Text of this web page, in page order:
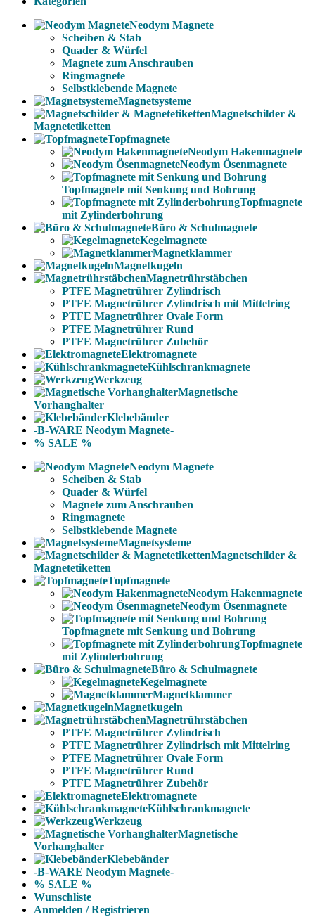
Neodym Magnete
Scheiben & Stab
Quader & Würfel
Magnete zum Anschrauben
Ringmagnete
Selbstklebende Magnete
Magnetsysteme
Magnetschilder &
Magnetetiketten
Topfmagnete
Neodym Hakenmagnete
Neodym Ösenmagnete
Topfmagnete mit Senkung und Bohrung
Topfmagnete
mit Zylinderbohrung
Büro & Schulmagnete
Kegelmagnete
Magnetklammer
Magnetkugeln
Magnetrührstäbchen
PTFE Magnetrührer Zylindrisch
PTFE Magnetrührer Zylindrisch mit Mittelring
PTFE Magnetrührer Ovale Form
PTFE Magnetrührer Rund
PTFE Magnetrührer Zubehör
Elektromagnete
Kühlschrankmagnete
Werkzeug
Magnetische
Vorhanghalter
Klebebänder
-B-WARE Neodym Magnete-
% SALE %
Neodym Magnete
Scheiben & Stab
Quader & Würfel
Magnete zum Anschrauben
Ringmagnete
Selbstklebende Magnete
Magnetsysteme
Magnetschilder &
Magnetetiketten
Topfmagnete
Neodym Hakenmagnete
Neodym Ösenmagnete
Topfmagnete mit Senkung und Bohrung
Topfmagnete
mit Zylinderbohrung
Büro & Schulmagnete
Kegelmagnete
Magnetklammer
Magnetkugeln
Magnetrührstäbchen
PTFE Magnetrührer Zylindrisch
PTFE Magnetrührer Zylindrisch mit Mittelring
PTFE Magnetrührer Ovale Form
PTFE Magnetrührer Rund
PTFE Magnetrührer Zubehör
Elektromagnete
Kühlschrankmagnete
Werkzeug
Magnetische
Vorhanghalter
Klebebänder
-B-WARE Neodym Magnete-
% SALE %
Wunschliste
Anmelden / Registrieren